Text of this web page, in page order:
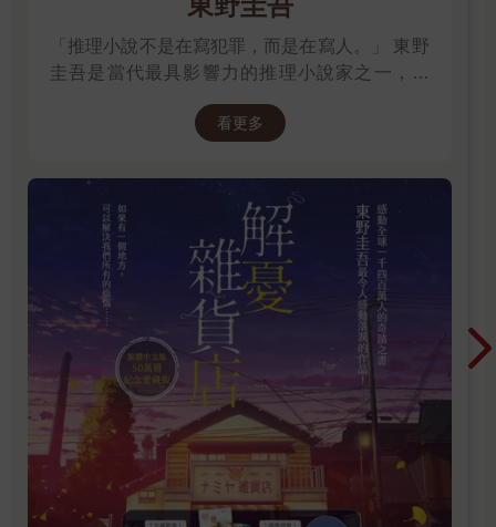
「真的，拿著吧。」
Nia望了望我，又望了望身旁的朋友。兩個女孩竊竊私語了一
我懶理她倆，索性直接把碟子放在桌上：「放心吃吧，沒下毒
二人邊吃邊說悄悄話，偷瞄了我幾眼，見我發現就迴避眼神，
不知在說什麼好笑的，她們不時咭咭笑，發出天真的笑聲。
真好，這種年紀的孩子好像沒煩惱似的，一點小事就可以教她
們樂上半天。
每次吃完腸粉，她倆也會把鐵碟上的墊紙丟掉，再用紙巾把上
面的醬料抹乾淨才還給我。見微知著，我相信她倆很有家教，而
且心地不錯。
Nia的好朋友瘦瘦弱弱，叫小花，她把碟子遞給我時輕聲說：
「叔叔，唔該。」
「嗯，」我望進她那雙清澈透明的眼睛：「吃夠了沒有？」
「夠了。」小花露出笑臉。
「再見，明天再來啦。」
「推理小說不是在寫犯罪，而是在寫人。」 東野
圭吾是當代最具影響力的推理小說家之一，自
《放學後》榮獲江戶川亂步獎出道以來，四十餘
年間創作超過百部作品，留下《白夜行》、《嫌
憂雜貨店》等無數經典，陪伴一代又一代讀者，
也讓推理小說跨越了類型文學的界線。 在他的故
事裡，推理從來不是終點。每一樁案件的背後，
都藏著人性的幽微、親情的牽絆、愛情的遺憾，
以及對生命最深刻的凝視。當真相揭曉的那一
刻，留在讀者心中的，往往不是兇手是誰，而是
那些無法言說的情感。
看更多